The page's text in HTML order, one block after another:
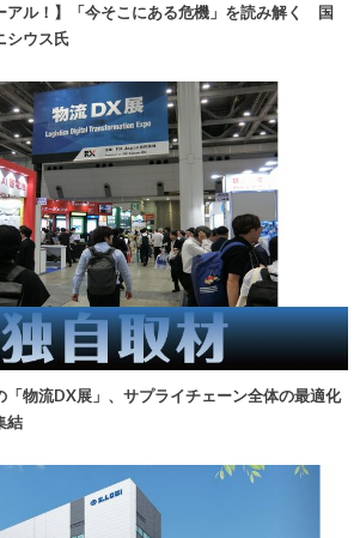
アル！】「今そこにある危機」を読み解く 国
シウス氏
「物流DX展」、サプライチェーン全体の最適化
結